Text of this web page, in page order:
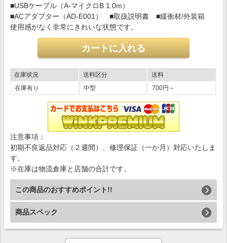
■USBケーブル（A-マイクロB 1.0m）
■ACアダプター（AD-E001） ■取扱説明書 ■緩衝材/外装箱
使用感がなく非常にきれいな状態です。
在庫状況
在庫有り
送料区分
中型
送料
700円～
注意事項：
初期不良返品対応（２週間）、修理保証（一か月）対応いたしま
す。
※在庫は物流倉庫と店舗の合計です。
この商品のおすすめポイント!!
商品スペック